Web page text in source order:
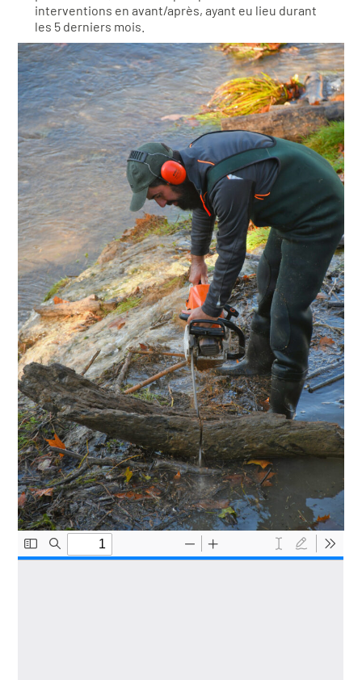
interventions en avant/après, ayant eu lieu durant
les 5 derniers mois.